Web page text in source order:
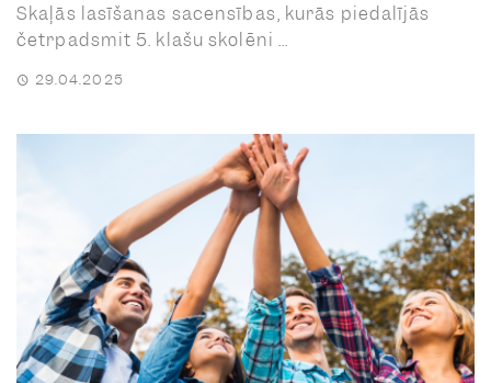
Skaļās lasīšanas sacensības, kurās piedalījās
četrpadsmit 5. klašu skolēni ...
29.04.2025